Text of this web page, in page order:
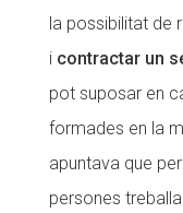
la possibilitat de
i contractar un
pot suposar en
formades en la
apuntava que
persones